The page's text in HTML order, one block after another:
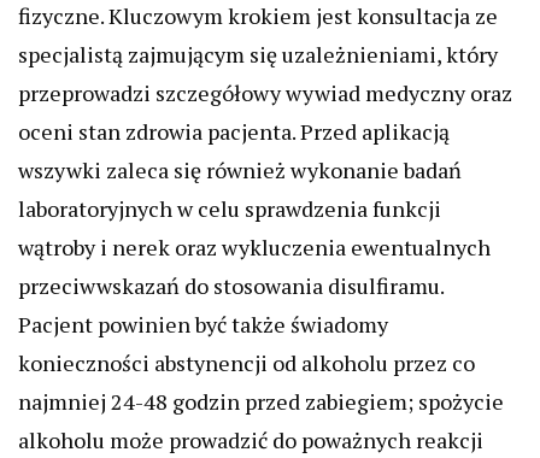
fizyczne. Kluczowym krokiem jest konsultacja ze
specjalistą zajmującym się uzależnieniami, który
przeprowadzi szczegółowy wywiad medyczny oraz
oceni stan zdrowia pacjenta. Przed aplikacją
wszywki zaleca się również wykonanie badań
laboratoryjnych w celu sprawdzenia funkcji
wątroby i nerek oraz wykluczenia ewentualnych
przeciwwskazań do stosowania disulfiramu.
Pacjent powinien być także świadomy
konieczności abstynencji od alkoholu przez co
najmniej 24-48 godzin przed zabiegiem; spożycie
alkoholu może prowadzić do poważnych reakcji